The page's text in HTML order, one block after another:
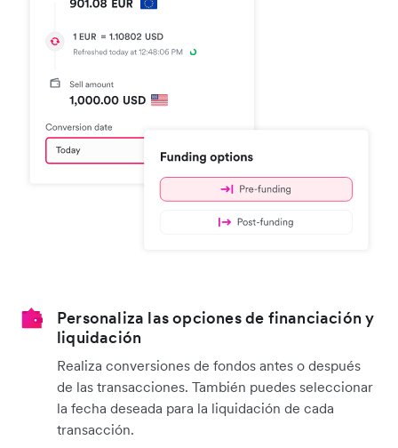
Personaliza las opciones de financiación y
liquidación
Realiza conversiones de fondos antes o después
de las transacciones. También puedes seleccionar
la fecha deseada para la liquidación de cada
transacción.